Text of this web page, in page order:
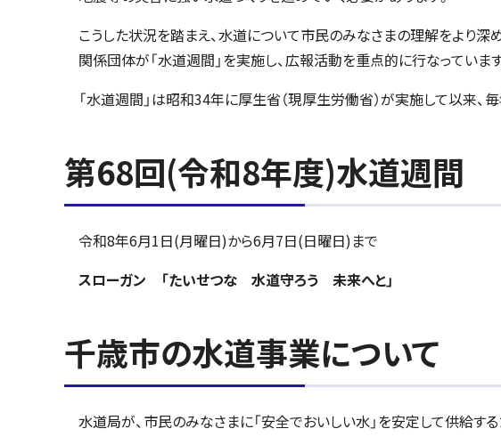
こうした状況を踏まえ、水道について市民のみなさまの理解をより
関係団体が「水道週間」を実施し、広報活動を重点的に行なっています
「水道週間」は昭和34年に厚生省（現厚生労働省）が実施して以来、
第68回(令和8年度)水道週間
令和8年6月1日(月曜日)から6月7日(日曜日)まで
スローガン 「たいせつな 水道守ろう 未来へと」
千歳市の水道事業について
水道局が、市民のみなさまに「安全でおいしい水」を安定して供給す